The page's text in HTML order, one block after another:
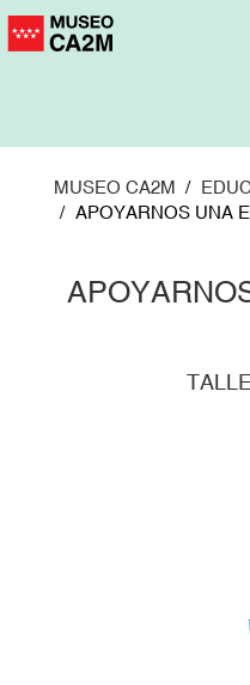
Pasar
MUSEO CA2M
APOYARNOS UNA